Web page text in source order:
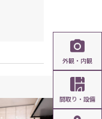
外観・内観
間取り・設備